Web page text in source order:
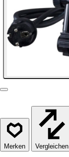
Vergleichen